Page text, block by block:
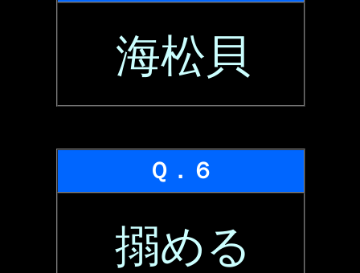
海松貝
Ｑ．６
搦める